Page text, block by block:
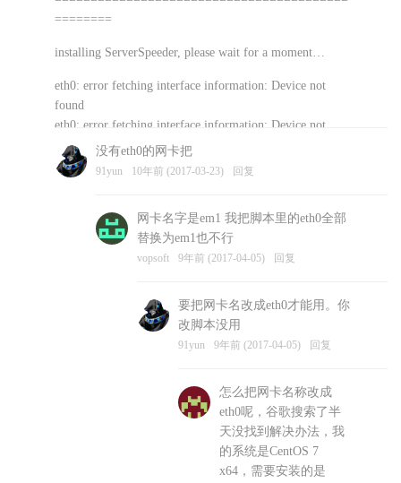
========
installing ServerSpeeder, please wait for a moment…
eth0: error fetching interface information: Device not
found
eth0: error fetching interface information: Device not
found
vopsoft 10年前 (2017-03-23) 回复
没有eth0的网卡把
91yun 10年前 (2017-03-23) 回复
网卡名字是em1 我把脚本里的eth0全部
替换为em1也不行
vopsoft 9年前 (2017-04-05) 回复
要把网卡名改成eth0才能用。你
改脚本没用
91yun 9年前 (2017-04-05) 回复
怎么把网卡名称改成
eth0呢，谷歌搜索了半
天没找到解决办法，我
的系统是CentOS 7
x64，需要安装的是